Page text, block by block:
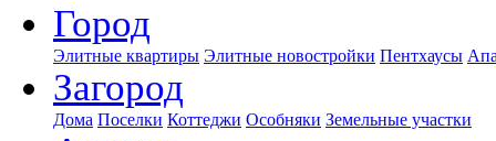
Город
Элитные квартиры Элитные новостройки Пентхаусы
Загород
Дома Поселки Коттеджи Особняки Земельные участки